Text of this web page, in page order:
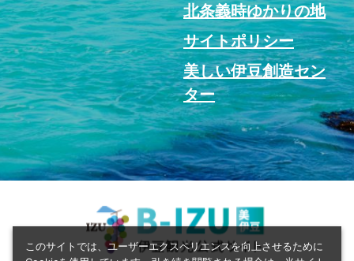
このサイトでは、ユーザーエクスペリエンスを向上させるために
北条義時ゆかりの地
サイトポリシー
美しい伊豆創造セン
ター